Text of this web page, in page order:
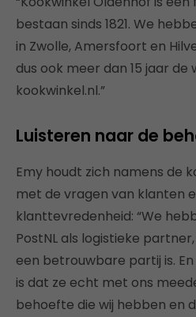
bestaan sinds 1821. We
in Zwolle, Amersfoort en
dus ook meer dan 15 jaar de
kookwinkel.nl.”
Luisteren naar de
Emy houdt zich namens de
met de vragen van klanten
klanttevredenheid: “We
PostNL als logistieke
een betrouwbare partij is.
is dat ze echt met ons
behoefte die wij hebben en